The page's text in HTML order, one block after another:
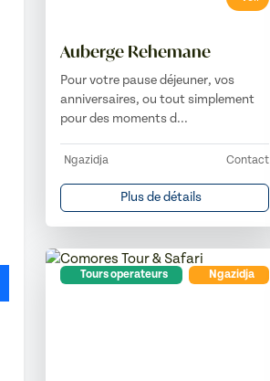
Auberge Rehemane
Pour votre pause déjeuner, vos
anniversaires, ou tout simplement
pour des moments d...
Ngazidja Contact
Plus de détails
Tours operateurs Ngazidja